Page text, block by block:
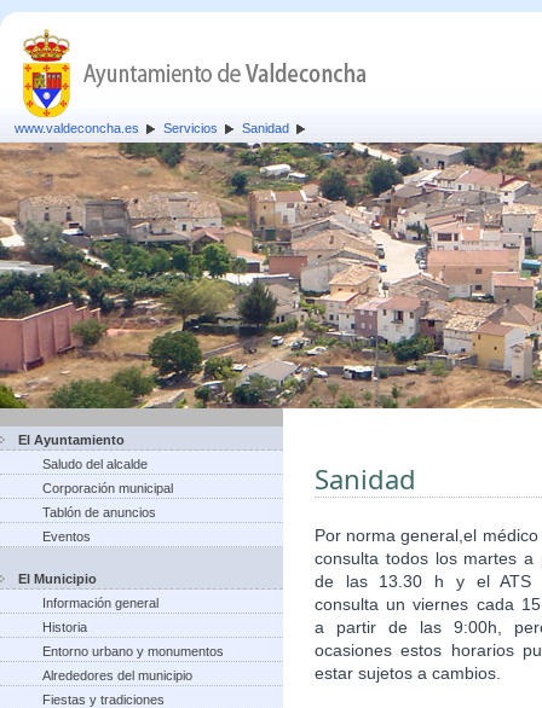
www.valdeconcha.es Servicios Sanidad
El Ayuntamiento
Saludo del alcalde
Corporación municipal
Tablón de anuncios
Eventos
El Municipio
Información general
Historia
Entorno urbano y monumentos
Alrededores del municipio
Fiestas y tradiciones
Sanidad
Por norma general,el
consulta todos los martes a
de las 13.30 h y el ATS
consulta un viernes cada
a partir de las 9:00h,
ocasiones estos horarios
estar sujetos a cambios.